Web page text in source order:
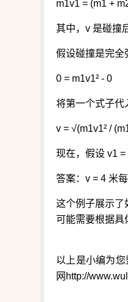
m1v1 = (m1 +
其中，v 是碰撞
假设碰撞是完全
0 = m1v1² - 0
将第一个式子代
v = √(m1v1² /
现在，假设 v1 =
答案：v = 4 米每
这个例子展示了
可能需要根据具
以上是小编为
网http://